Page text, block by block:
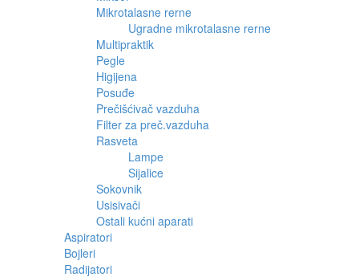
Mikrotalasne rerne
Ugradne mikrotalasne rerne
Multipraktik
Pegle
Higijena
Posuđe
Prečišćivač vazduha
Filter za preč.vazduha
Rasveta
Lampe
Sijalice
Sokovnik
Usisivači
Ostali kućni aparati
Aspiratori
Bojleri
Radijatori